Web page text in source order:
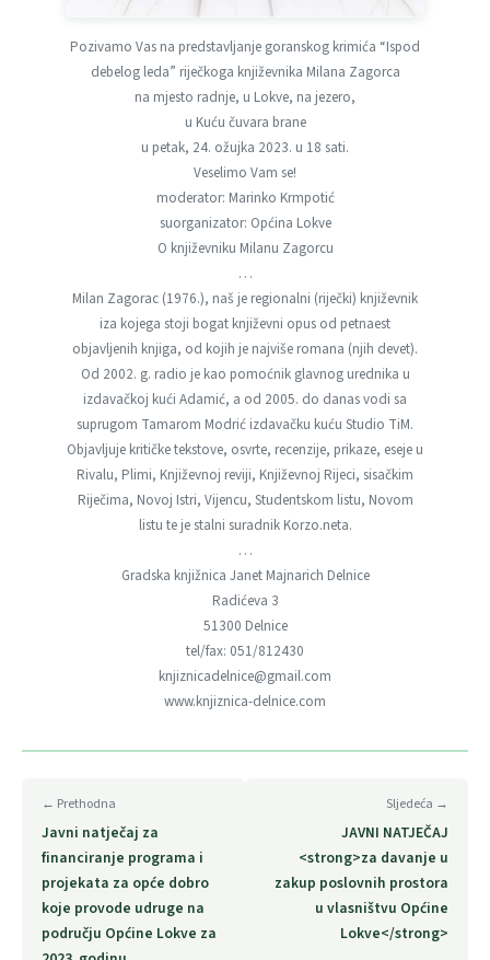
Pozivamo Vas na predstavljanje goranskog krimića “Ispod
debelog leda” riječkoga književnika Milana Zagorca
na mjesto radnje, u Lokve, na jezero,
u Kuću čuvara brane
u petak, 24. ožujka 2023. u 18 sati.
Veselimo Vam se!
moderator: Marinko Krmpotić
suorganizator: Općina Lokve
O književniku Milanu Zagorcu
…
Milan Zagorac (1976.), naš je regionalni (riječki) književnik
iza kojega stoji bogat književni opus od petnaest
objavljenih knjiga, od kojih je najviše romana (njih devet).
Od 2002. g. radio je kao pomoćnik glavnog urednika u
izdavačkoj kući Adamić, a od 2005. do danas vodi sa
suprugom Tamarom Modrić izdavačku kuću Studio TiM.
Objavljuje kritičke tekstove, osvrte, recenzije, prikaze, eseje u
Rivalu, Plimi, Književnoj reviji, Književnoj Rijeci, sisačkim
Riječima, Novoj Istri, Vijencu, Studentskom listu, Novom
listu te je stalni suradnik Korzo.neta.
…
Gradska knjižnica Janet Majnarich Delnice
Radićeva 3
51300 Delnice
tel/fax: 051/812430
knjiznicadelnice@gmail.com
www.knjiznica-delnice.com
← Prethodna
Javni natječaj za
financiranje programa i
projekata za opće dobro
koje provode udruge na
području Općine Lokve za
Sljedeća →
JAVNI NATJEČAJ
<strong>za davanje u
zakup poslovnih prostora
u vlasništvu Općine
Lokve</strong>